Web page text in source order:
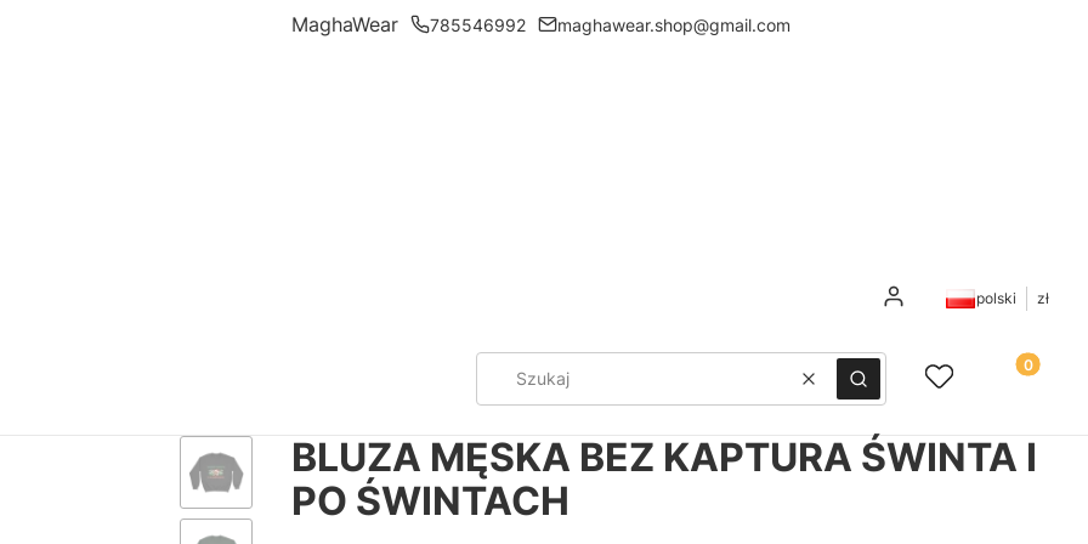
MaghaWear 785546992 maghawear.shop@gmail.com
Zaloguj siępolski zł
WyczyśćSzukaj
Ulubione Koszyk
BLUZA MĘSKA BEZ KAPTURA ŚWINTA I
PO ŚWINTACH